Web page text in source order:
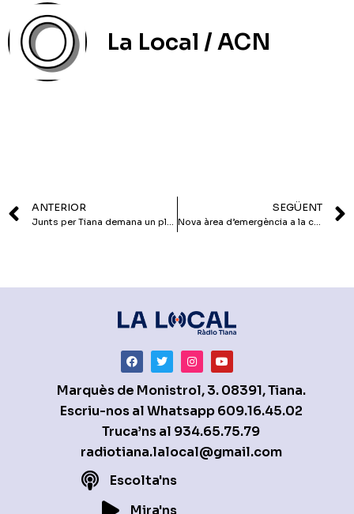
La Local / ACN
ANTERIOR SEGÜENT
Nova àrea d’emergència a la cantonada d’Avinguda Onze de Setembre amb Carrer Maresme
Marquès de Monistrol, 3. 08391, Tiana.
Escriu-nos al Whatsapp609.16.45.02
Truca’ns al 934.65.75.79
radiotiana.lalocal@gmail.com
Escolta'ns
Mira'ns